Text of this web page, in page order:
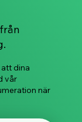
dina
vår
när